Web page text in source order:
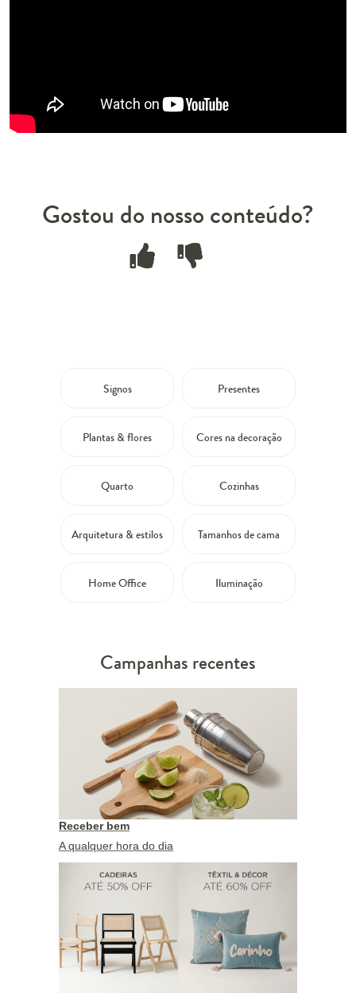
Gostou do nosso conteúdo?
Signos Presentes
Plantas & flores Cores na decoração
Quarto Cozinhas
Arquitetura & estilos Tamanhos de cama
Home Office Iluminação
Campanhas recentes
Receber bem
A qualquer hora do dia